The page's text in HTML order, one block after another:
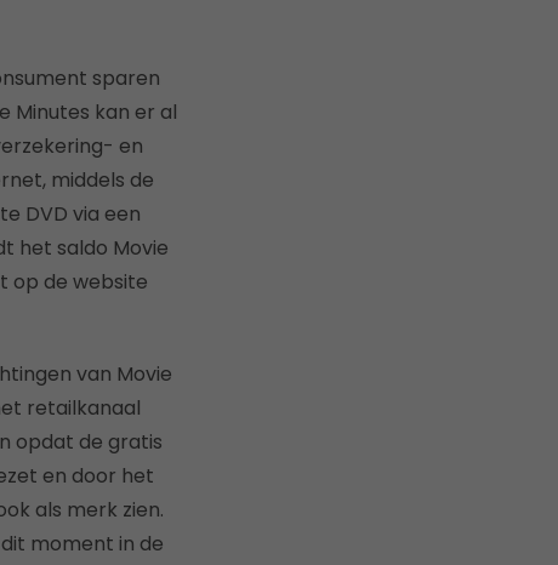
sparen
Minutes kan er al
en
middels de
DVD via een
het saldo Movie
op de website
van Movie
retailkanaal
opdat de gratis
en door het
als merk zien.
moment in de